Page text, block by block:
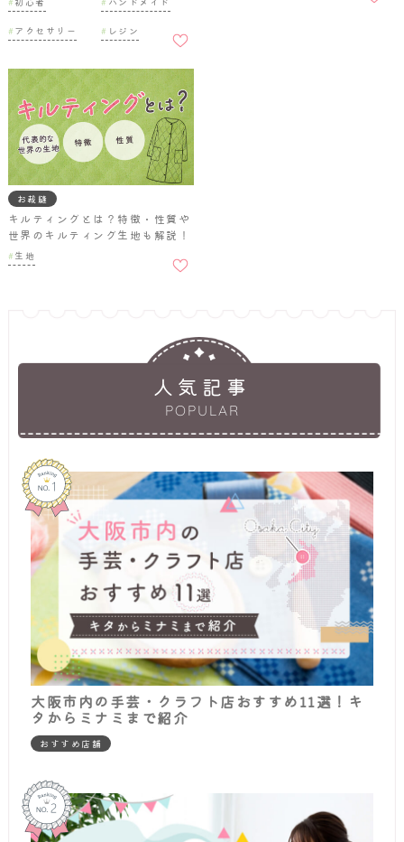
アクセサリー レジン
入りに
お裁縫
キルティングとは？特徴・性質や
世界のキルティング生地も解説！
生地
入りに
人気記事
POPULAR
大阪市内の手芸・クラフト店おすすめ11選！キ
タからミナミまで紹介
おすすめ店舗